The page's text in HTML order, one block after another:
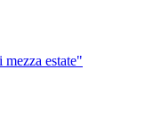
estate"